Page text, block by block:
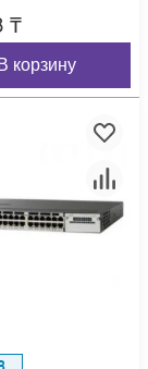
₸
В корзину